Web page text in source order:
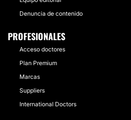
Denuncia de contenido
PROFESIONALES
Acceso doctores
Plan Premium
Marcas
Suppliers
International Doctors